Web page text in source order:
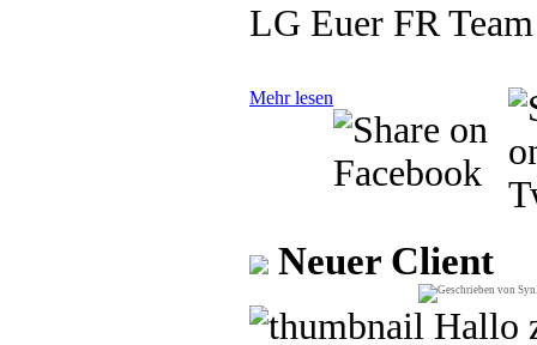
LG Euer FR Team
Mehr lesen
Neuer Client
Hallo